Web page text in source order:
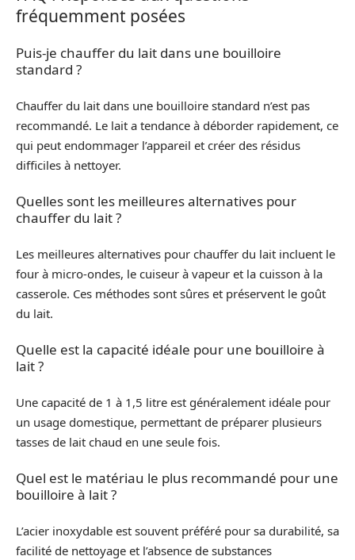
fréquemment posées
Puis-je chauffer du lait dans une bouilloire
standard ?
Chauffer du lait dans une bouilloire standard n’est pas
recommandé. Le lait a tendance à déborder rapidement, ce
qui peut endommager l’appareil et créer des résidus
difficiles à nettoyer.
Quelles sont les meilleures alternatives pour
chauffer du lait ?
Les meilleures alternatives pour chauffer du lait incluent le
four à micro-ondes, le cuiseur à vapeur et la cuisson à la
casserole. Ces méthodes sont sûres et préservent le goût
du lait.
Quelle est la capacité idéale pour une bouilloire à
lait ?
Une capacité de 1 à 1,5 litre est généralement idéale pour
un usage domestique, permettant de préparer plusieurs
tasses de lait chaud en une seule fois.
Quel est le matériau le plus recommandé pour une
bouilloire à lait ?
L’acier inoxydable est souvent préféré pour sa durabilité, sa
facilité de nettoyage et l’absence de substances